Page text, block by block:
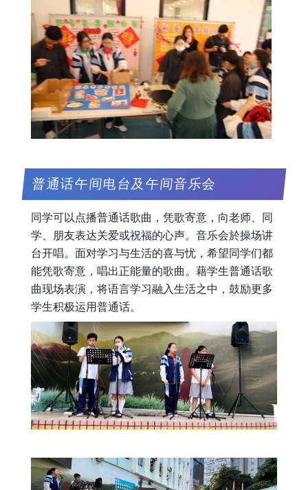
普通话午间电台及午间音乐会
同学可以点播普通话歌曲，凭歌寄意，向老师、同
学、朋友表达关爱或祝福的心声。音乐会於操场讲
台开唱。面对学习与生活的喜与忧，希望同学们都
能凭歌寄意，唱出正能量的歌曲。藉学生普通话歌
曲现场表演，将语言学习融入生活之中，鼓励更多
学生积极运用普通话。